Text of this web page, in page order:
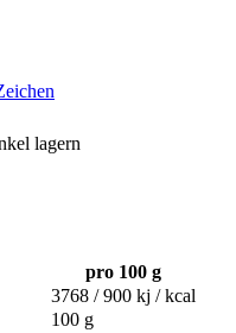
lagern
pro 100 g
3768 / 900 kj / kcal
100 g